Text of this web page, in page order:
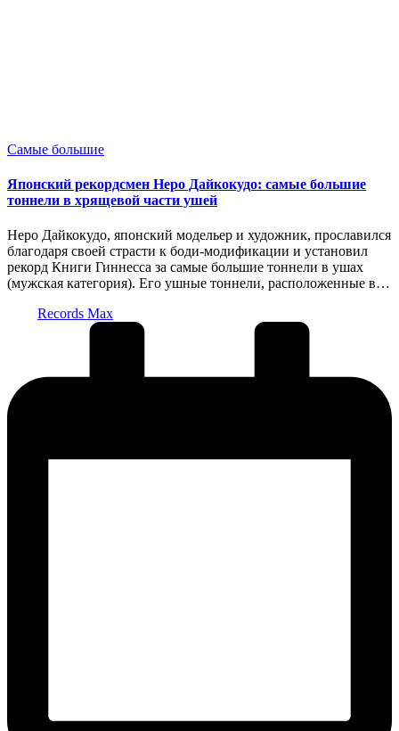
Опубликовано
Самые большие
Японский рекордсмен Неро Дайкокудо: самые большие
тоннели в хрящевой части ушей
Неро Дайкокудо, японский модельер и художник, прославился
благодаря своей страсти к боди-модификации и установил
рекорд Книги Гиннесса за самые большие тоннели в ушах
(мужская категория). Его ушные тоннели, расположенные в…
Records Max